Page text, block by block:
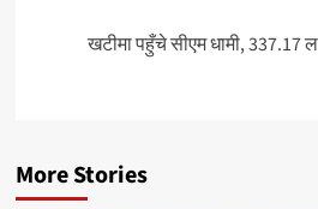
खटीमा पहुँचे सीएम धामी, 337.17
More Stories